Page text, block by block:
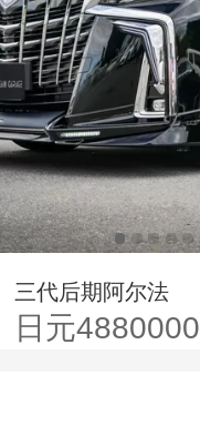
三代后期阿尔法
日元